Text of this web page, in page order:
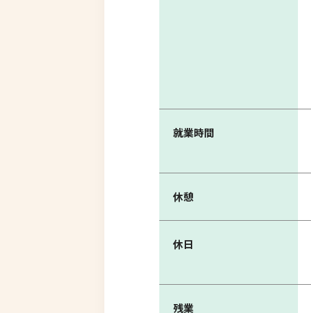
就業時間
休憩
休日
残業